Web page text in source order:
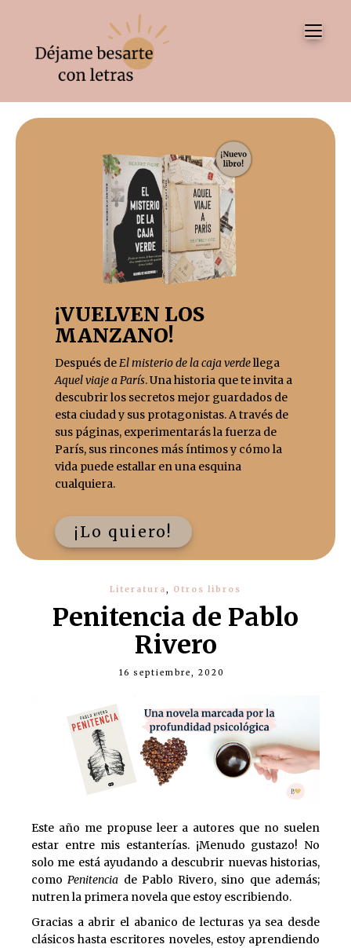
¡VUELVEN LOS
MANZANO!
Después deEl misterio de la caja verdellega
Aquel viaje a París. Una historia que te invita a
descubrir los secretos mejor guardados de
esta ciudad y sus protagonistas. A través de
sus páginas, experimentarás la fuerza de
París, sus rincones más íntimos y cómo la
vida puede estallar en una esquina
cualquiera.
¡Lo quiero!
Literatura, Otros libros
Penitencia de Pablo
Rivero
16 septiembre, 2020
Este año me propuse leer a autores que no suelen
estar entre mis estanterías. ¡Menudo gustazo! No
solo me está ayudando a descubrir nuevas historias,
comoPenitencia de Pablo Rivero, sino que además;
nutren la primera novela que estoy escribiendo.
Gracias a abrir el abanico de lecturas ya sea desde
clásicos hasta escritores noveles, estoy aprendiendo